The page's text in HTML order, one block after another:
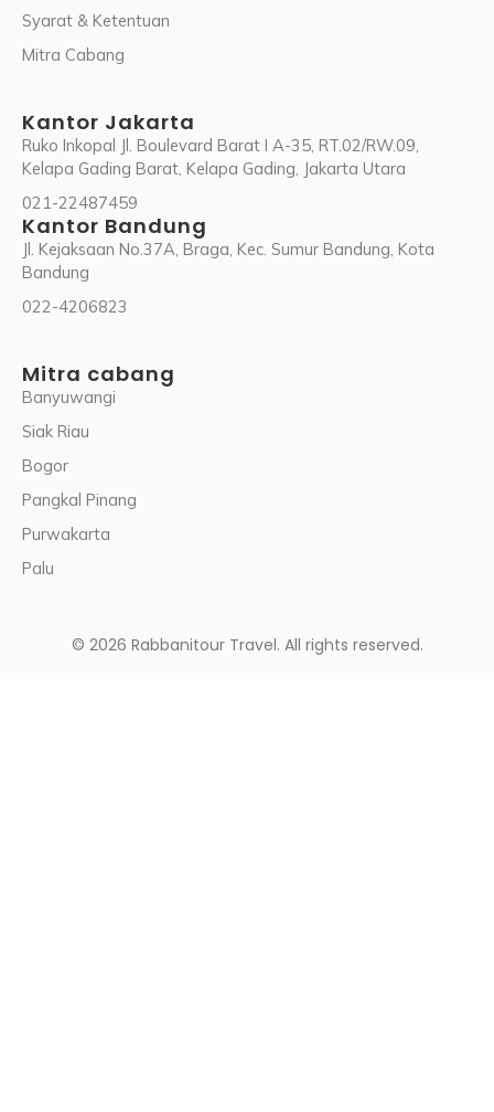
Syarat & Ketentuan
Mitra Cabang
Kantor Jakarta
Ruko Inkopal Jl. Boulevard Barat I A-35, RT.02/RW.09,
Kelapa Gading Barat, Kelapa Gading, Jakarta Utara
021-22487459
Kantor Bandung
Jl. Kejaksaan No.37A, Braga, Kec. Sumur Bandung, Kota
Bandung
022-4206823
Mitra cabang
Banyuwangi
Siak Riau
Bogor
Pangkal Pinang
Purwakarta
Palu
© 2026 Rabbanitour Travel. All rights reserved.